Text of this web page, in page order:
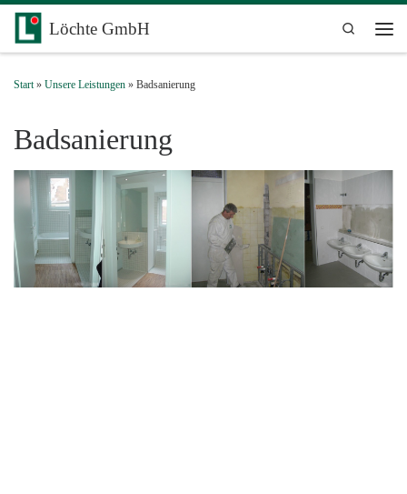
Zum Inhalt springen
Löchte GmbH
Search
Start » Unsere Leistungen » Badsanierung
Badsanierung